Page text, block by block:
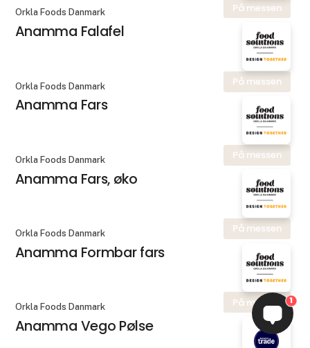
På messen
Orkla Foods Danmark
Anamma Falafel
På messen
Orkla Foods Danmark
Anamma Fars
På messen
Orkla Foods Danmark
Anamma Fars, øko
På messen
Orkla Foods Danmark
Anamma Formbar fars
På messen
Orkla Foods Danmark
Anamma Vego Pølse
1